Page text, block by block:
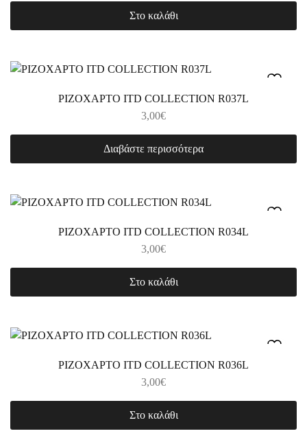
Στο καλάθι
ΡΙΖΟΧΑΡΤΟ ITD COLLECTION R037L
3,00€
Διαβάστε περισσότερα
ΡΙΖΟΧΑΡΤΟ ITD COLLECTION R034L
3,00€
Στο καλάθι
ΡΙΖΟΧΑΡΤΟ ITD COLLECTION R036L
3,00€
Στο καλάθι